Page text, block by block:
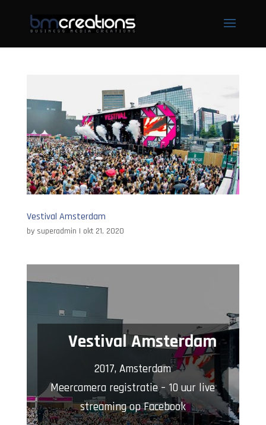
Vestival Amsterdam
by superadmin | okt 21, 2020
Vestival Amsterdam
2017, Amsterdam
Meercamera registratie – 10 uur live
streaming op Facebook